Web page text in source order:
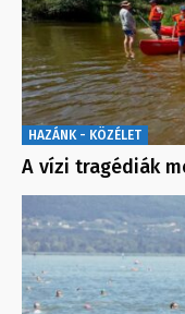
HAZÁNK - KÖZÉLET
A vízi tragédiák